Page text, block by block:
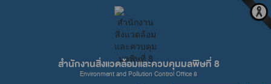
สำนักงานสิ่งแวดล้อมและควบคุมมลพิษที่ 8
Environment and Pollution Control Office 8